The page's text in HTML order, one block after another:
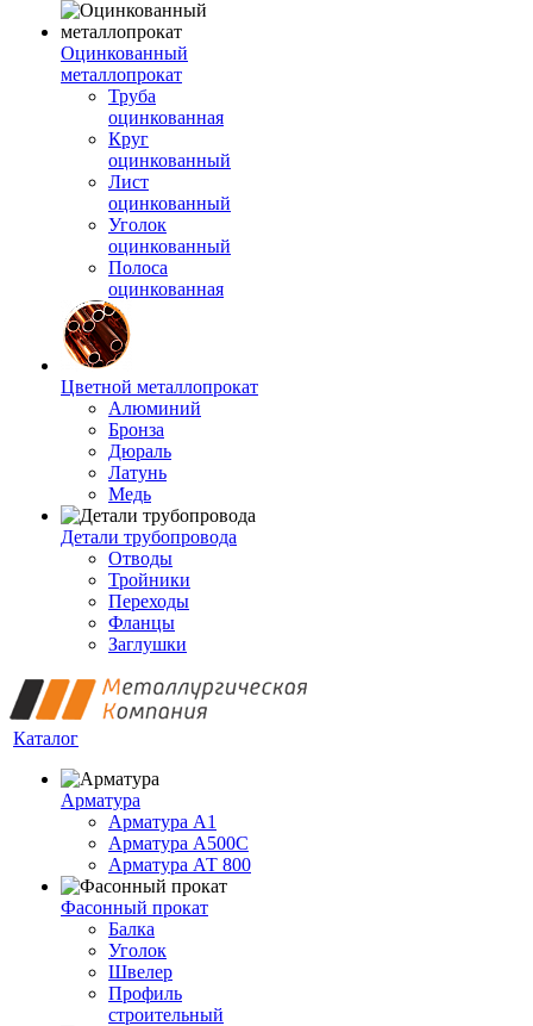
Оцинкованный
металлопрокат
Труба
оцинкованная
Круг
оцинкованный
Лист
оцинкованный
Уголок
оцинкованный
Полоса
оцинкованная
Цветной металлопрокат
Алюминий
Бронза
Дюраль
Латунь
Медь
Детали трубопровода
Отводы
Тройники
Переходы
Фланцы
Заглушки
Каталог
Арматура
Арматура А1
Арматура А500С
Арматура АТ 800
Фасонный прокат
Балка
Уголок
Швелер
Профиль
строительный